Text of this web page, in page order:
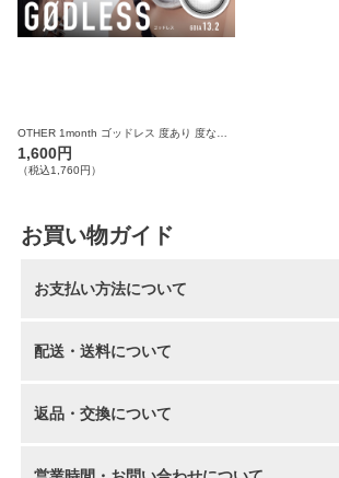
1,600円
（税込1,760円）
お買い物ガイド
お支払い方法について
配送・送料について
返品・交換について